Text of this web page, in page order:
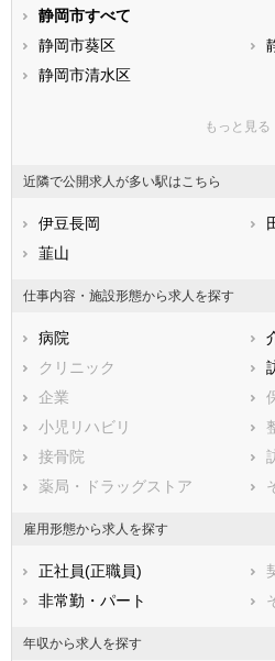
静岡県
滋賀県
兵庫県
山口県
福岡県
佐賀県
熊本県
鹿児島県
静岡市すべて
静岡市葵区
静岡市清水区
市部
沼津市
三島市
焼津市
藤枝市
袋井市
裾野市
伊豆市
菊川市
牧之原市
賀茂郡松崎町
田方郡函南町
駿東郡長泉町
もっと見る
近隣で公開求人が多い駅はこちら
伊豆長岡
韮山
仕事内容・施設形態から求人を探す
病院
クリニック
企業
小児リハビリ
接骨院
薬局・ドラッグストア
雇用形態から求人を探す
正社員(正職員)
非常勤・パート
年収から求人を探す